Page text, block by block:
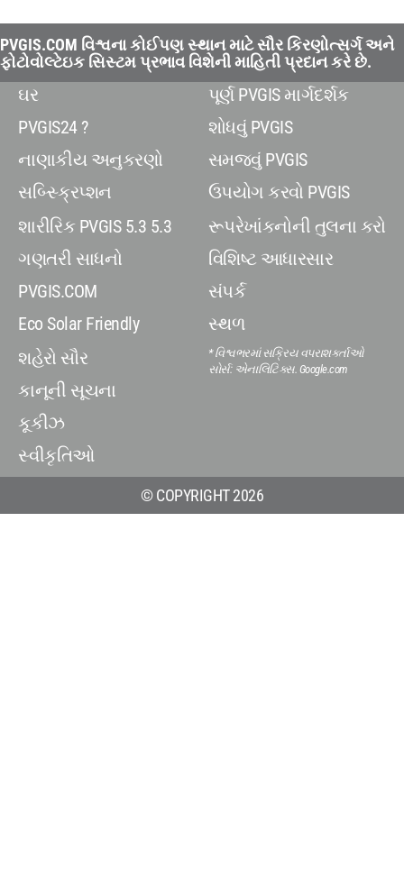
PVGIS.COM વિશ્વના કોઈપણ સ્થાન માટે સૌર કિરણોત્સર્ગ અને
ફોટોવોલ્ટેઇક સિસ્ટમ પ્રભાવ વિશેની માહિતી પ્રદાન કરે છે.
ઘર
PVGIS24 ?
નાણાકીય અનુકરણો
સબ્સ્ક્રિપ્શન
શારીરિક PVGIS 5.3 5.3
ગણતરી સાધનો
PVGIS.COM
Eco Solar Friendly
શહેરો સૌર
કાનૂની સૂચના
કૂકીઝ
સ્વીકૃતિઓ
પૂર્ણ PVGIS માર્ગદર્શક
શોધવું PVGIS
સમજવું PVGIS
ઉપયોગ કરવો PVGIS
રૂપરેખાંકનોની તુલના કરો
વિશિષ્ટ આધારસાર
સંપર્ક
સ્થળ
* વિશ્વભરમાં સક્રિય વપરાશકર્તાઓ
સોર્સ: એનાલિટિક્સ. Google.com
© COPYRIGHT 2026